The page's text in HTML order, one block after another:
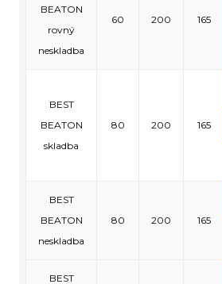
BEATON
rovný
neskladba
60 200 165
BEST
BEATON
skladba
80 200 165
BEST
BEATON
neskladba
80 200 165
BEST